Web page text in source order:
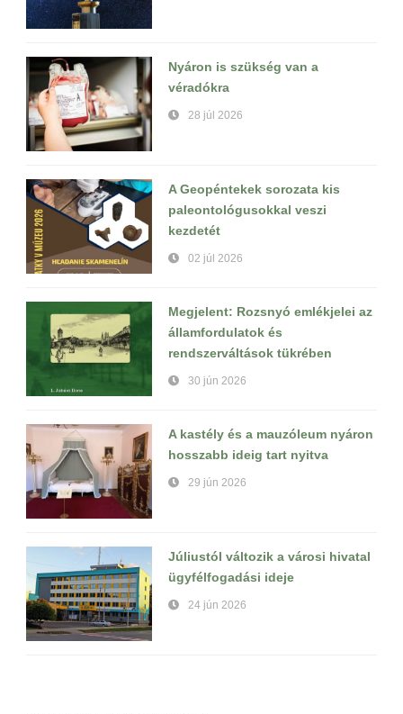
Nyáron is szükség van a
véradókra
28 júl 2026
A Geopéntekek sorozata kis
paleontológusokkal veszi
kezdetét
02 júl 2026
Megjelent: Rozsnyó emlékjelei az
államfordulatok és
rendszerváltások tükrében
30 jún 2026
A kastély és a mauzóleum nyáron
hosszabb ideig tart nyitva
29 jún 2026
Júliustól változik a városi hivatal
ügyfélfogadási ideje
24 jún 2026